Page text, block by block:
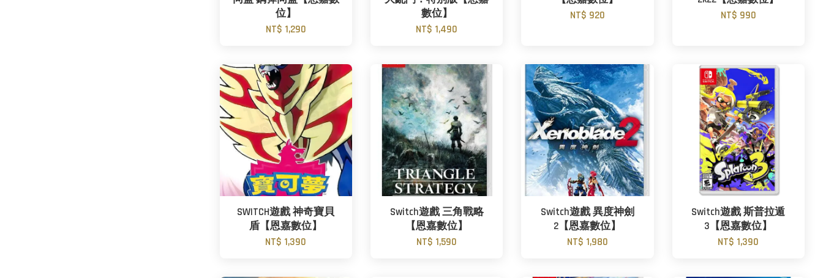
位】
NT$ 1,290
數位】
NT$ 1,490
NT$ 920
NT$ 990
SWITCH遊戲 神奇寶貝
盾【恩嘉數位】
NT$ 1,390
Switch遊戲 三角戰略
【恩嘉數位】
NT$ 1,590
Switch遊戲 異度神劍
2【恩嘉數位】
NT$ 1,980
Switch遊戲 斯普拉遁
3【恩嘉數位】
NT$ 1,390